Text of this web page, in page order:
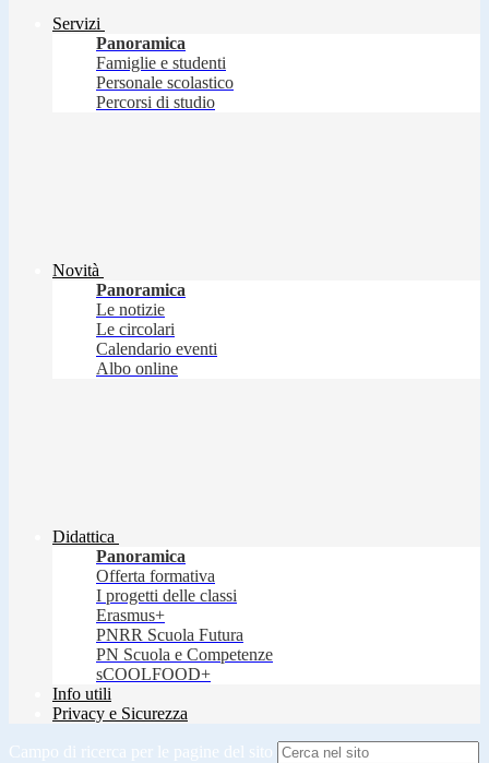
Servizi
Panoramica
Famiglie e studenti
Personale scolastico
Percorsi di studio
Novità
Panoramica
Le notizie
Le circolari
Calendario eventi
Albo online
Didattica
Panoramica
Offerta formativa
I progetti delle classi
Erasmus+
PNRR Scuola Futura
PN Scuola e Competenze
sCOOLFOOD+
Info utili
Privacy e Sicurezza
Campo di ricerca per le pagine del sito